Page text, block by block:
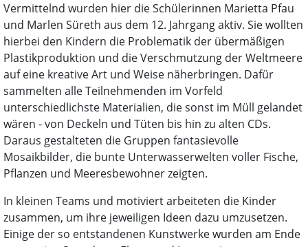
Vermittelnd wurden hier die Schülerinnen Marietta Pfau
und Marlen Süreth aus dem 12. Jahrgang aktiv. Sie wollten
hierbei den Kindern die Problematik der übermäßigen
Plastikproduktion und die Verschmutzung der Weltmeere
auf eine kreative Art und Weise näherbringen. Dafür
sammelten alle Teilnehmenden im Vorfeld
unterschiedlichste Materialien, die sonst im Müll gelandet
wären - von Deckeln und Tüten bis hin zu alten CDs.
Daraus gestalteten die Gruppen fantasievolle
Mosaikbilder, die bunte Unterwasserwelten voller Fische,
Pflanzen und Meeresbewohner zeigten.
In kleinen Teams und motiviert arbeiteten die Kinder
zusammen, um ihre jeweiligen Ideen dazu umzusetzen.
Einige der so entstandenen Kunstwerke wurden am Ende